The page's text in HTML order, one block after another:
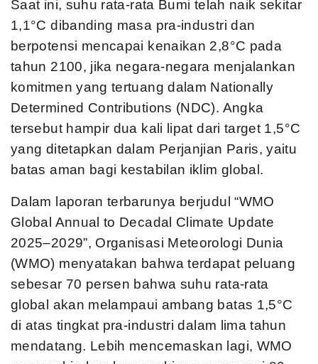
Saat ini, suhu rata-rata Bumi telah naik sekitar
1,1°C dibanding masa pra-industri dan
berpotensi mencapai kenaikan 2,8°C pada
tahun 2100, jika negara-negara menjalankan
komitmen yang tertuang dalam Nationally
Determined Contributions (NDC). Angka
tersebut hampir dua kali lipat dari target 1,5°C
yang ditetapkan dalam Perjanjian Paris, yaitu
batas aman bagi kestabilan iklim global.
Dalam laporan terbarunya berjudul “WMO
Global Annual to Decadal Climate Update
2025–2029”, Organisasi Meteorologi Dunia
(WMO) menyatakan bahwa terdapat peluang
sebesar 70 persen bahwa suhu rata-rata
global akan melampaui ambang batas 1,5°C
di atas tingkat pra-industri dalam lima tahun
mendatang. Lebih mencemaskan lagi, WMO